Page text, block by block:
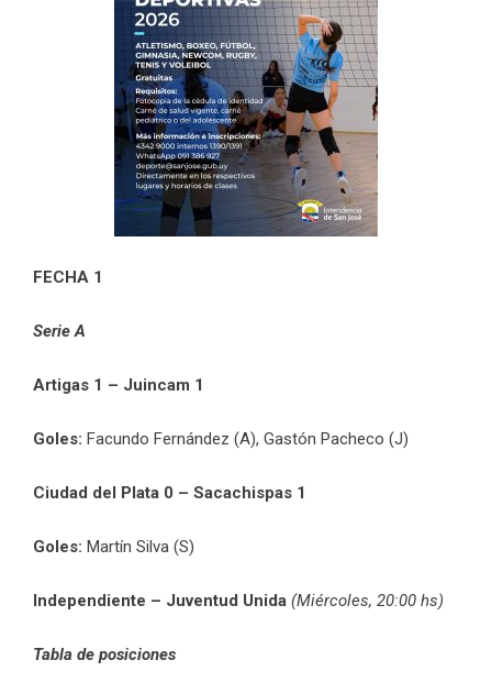
FECHA 1
Serie A
Artigas 1 – Juincam 1
Goles: Facundo Fernández (A), Gastón Pacheco (J)
Ciudad del Plata 0 – Sacachispas 1
Goles: Martín Silva (S)
Independiente – Juventud Unida (Miércoles, 20:00 hs)
Tabla de posiciones